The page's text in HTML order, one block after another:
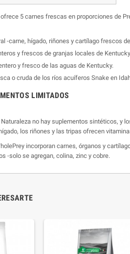
ofrece 5 carnes frescas en proporciones de
-carne, hígado, riñones y cartílago frescos
y frescos de granjas locales de
y fresco de las aguas de Kentucky.
o cruda de los ríos acuíferos Snake en
LIMITADOS
Naturaleza no hay suplementos sintéticos,
los riñones y las tripas ofrecen
incorporan carnes, órganos y
-solo se agregan, colina, zinc y cobre.